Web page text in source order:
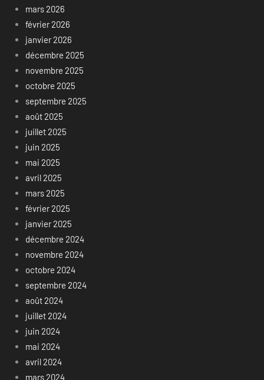
mars 2026
février 2026
janvier 2026
décembre 2025
novembre 2025
octobre 2025
septembre 2025
août 2025
juillet 2025
juin 2025
mai 2025
avril 2025
mars 2025
février 2025
janvier 2025
décembre 2024
novembre 2024
octobre 2024
septembre 2024
août 2024
juillet 2024
juin 2024
mai 2024
avril 2024
mars 2024